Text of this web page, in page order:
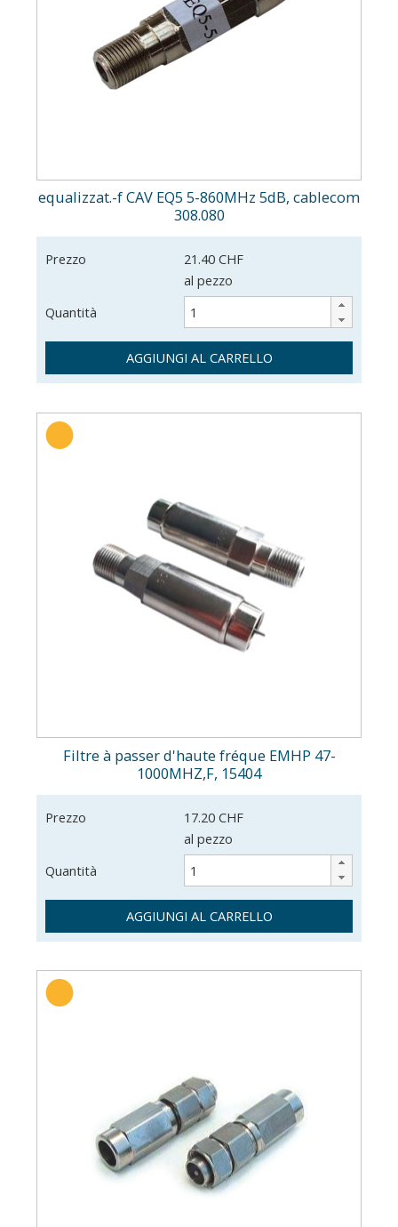
equalizzat.-f CAV EQ5 5-860MHz 5dB, cablecom
308.080
Prezzo
21.40 CHF
al pezzo
Quantità
AGGIUNGI AL CARRELLO
Filtre à passer d'haute fréque EMHP 47-
1000MHZ,F, 15404
Prezzo
17.20 CHF
al pezzo
Quantità
AGGIUNGI AL CARRELLO